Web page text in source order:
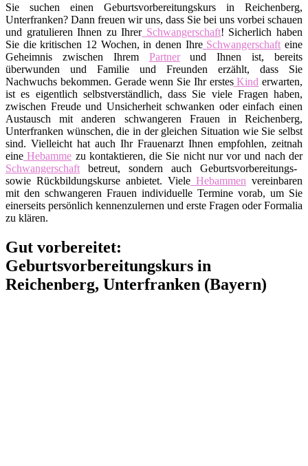
Sie suchen einen Geburtsvorbereitungskurs in Reichenberg,
Unterfranken? Dann freuen wir uns, dass Sie bei uns vorbei schauen
und gratulieren Ihnen zu IhrerSchwangerschaft! Sicherlich haben
Sie die kritischen 12 Wochen, in denen IhreSchwangerschaft eine
Geheimnis zwischen Ihrem Partnerund Ihnen ist, bereits
überwunden und Familie und Freunden erzählt, dass Sie
Nachwuchs bekommen. Gerade wenn Sie Ihr erstesKind erwarten,
ist es eigentlich selbstverständlich, dass Sie viele Fragen haben,
zwischen Freude und Unsicherheit schwanken oder einfach einen
Austausch mit anderen schwangeren Frauen in Reichenberg,
Unterfranken wünschen, die in der gleichen Situation wie Sie selbst
sind. Vielleicht hat auch Ihr Frauenarzt Ihnen empfohlen, zeitnah
eine Hebamme zu kontaktieren, die Sie nicht nur vor und nach der
Schwangerschaft betreut, sondern auch Geburtsvorbereitungs-
sowie Rückbildungskurse anbietet. Viele Hebammen vereinbaren
mit den schwangeren Frauen individuelle Termine vorab, um Sie
einerseits persönlich kennenzulernen und erste Fragen oder Formalia
zu klären.
Gut vorbereitet:
Geburtsvorbereitungskurs in
Reichenberg, Unterfranken (Bayern)